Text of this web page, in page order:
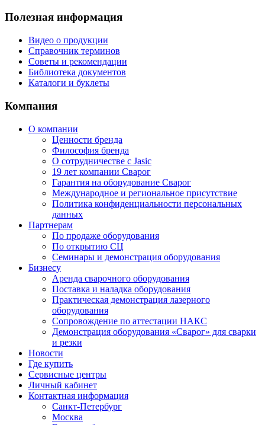
Полезная информация
Видео о продукции
Справочник терминов
Советы и рекомендации
Библиотека документов
Каталоги и буклеты
Компания
О компании
Ценности бренда
Философия бренда
О сотрудничестве с Jasic
19 лет компании Сварог
Гарантия на оборудование Сварог
Международное и региональное присутствие
Политика конфиденциальности персональных
данных
Партнерам
По продаже оборудования
По открытию СЦ
Семинары и демонстрация оборудования
Бизнесу
Аренда сварочного оборудования
Поставка и наладка оборудования
Практическая демонстрация лазерного
оборудования
Сопровождение по аттестации НАКС
Демонстрация оборудования «Сварог» для сварки
и резки
Новости
Где купить
Сервисные центры
Личный кабинет
Контактная информация
Санкт-Петербург
Москва